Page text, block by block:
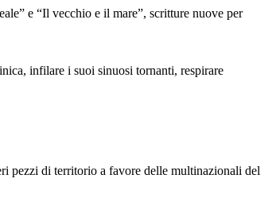
e “Il vecchio e il mare”, scritture nuove per
infilare i suoi sinuosi tornanti, respirare
pezzi di territorio a favore delle multinazionali del